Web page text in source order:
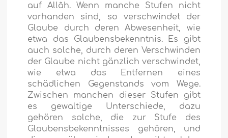
auf Allâh. Wenn manche Stufen nicht
vorhanden sind, so verschwindet der
Glaube durch deren Abwesenheit, wie
etwa das Glaubensbekenntnis. Es gibt
auch solche, durch deren Verschwinden
der Glaube nicht gänzlich verschwindet,
wie etwa das Entfernen eines
schädlichen Gegenstands vom Wege.
Zwischen manchen dieser Stufen gibt
es gewaltige Unterschiede, dazu
gehören solche, die zur Stufe des
Glaubensbekenntnisses gehören, und